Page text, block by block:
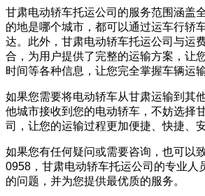
甘肃电动轿车托运公司的服务范围涵盖
的地是哪个城市，都可以通过运车行轿
达。此外，甘肃电动轿车托运公司与运
合，为用户提供了完整的运输方案，让
时间等各种信息，让您完全掌握车辆运
如果您需要将电动轿车从甘肃运输到其
他城市接收到您的电动轿车，不妨选择
司，让您的运输过程更加便捷、快捷、安
如果您有任何疑问或需要咨询，也可以
0958，甘肃电动轿车托运公司的专业人
的问题，并为您提供最优质的服务。